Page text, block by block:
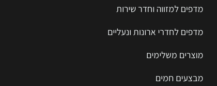
מדפים למזווה וחדר שירות
מדפים לחדרי ארונות ונעליים
מוצרים משלימים
מבצעים חמים